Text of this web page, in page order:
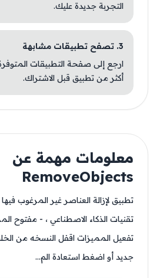
التجربة جديدة عليك.
3. تصفح تطبيقات مشابهة
ارجع إلى صفحة التطبيقات
أكثر من تطبيق قبل الاشتراك.
معلومات مهمة عن
RemoveObjects
تطبيق لإزالة العناصر غير المرغوب
تقنيات الذكاء الاصطناعي ، - مفتوح
تفعيل المميزات اقفل النسخه من
جديد أو اضغط استعادة الم...